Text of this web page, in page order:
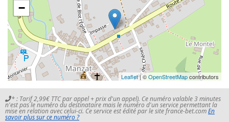
−
Leaflet| ©OpenStreetMapcontributors
* : Tarif 2,99€ TTC par appel + prix d'un appel). Ce numéro valable 3 minutes
n'est pas le numéro du destinataire mais le numéro d'un service permettant la
mise en relation avec celui-ci. Ce service est édité par le site france-bet.comEn
savoir plus sur ce numéro ?